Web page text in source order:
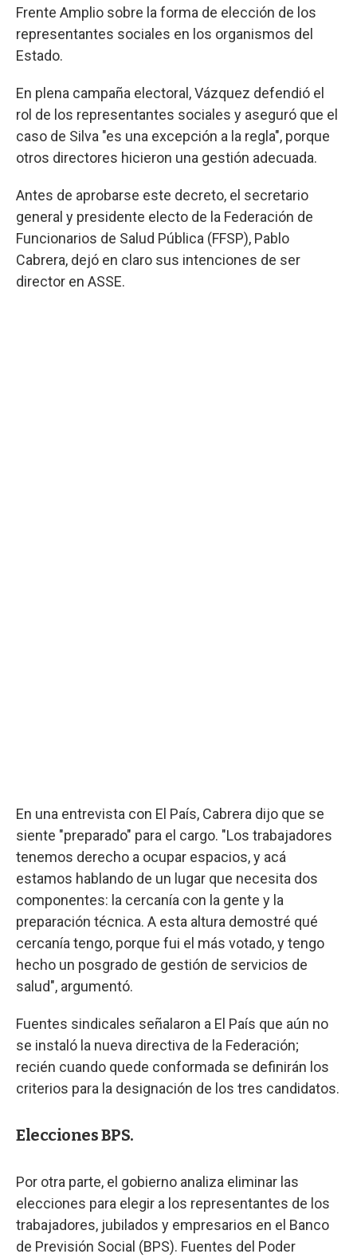
Frente Amplio sobre la forma de elección de los
representantes sociales en los organismos del
Estado.
En plena campaña electoral, Vázquez defendió el
rol de los representantes sociales y aseguró que el
caso de Silva "es una excepción a la regla", porque
otros directores hicieron una gestión adecuada.
Antes de aprobarse este decreto, el secretario
general y presidente electo de la Federación de
Funcionarios de Salud Pública (FFSP), Pablo
Cabrera, dejó en claro sus intenciones de ser
director en ASSE.
En una entrevista con El País, Cabrera dijo que se
siente "preparado" para el cargo. "Los trabajadores
tenemos derecho a ocupar espacios, y acá
estamos hablando de un lugar que necesita dos
componentes: la cercanía con la gente y la
preparación técnica. A esta altura demostré qué
cercanía tengo, porque fui el más votado, y tengo
hecho un posgrado de gestión de servicios de
salud", argumentó.
Fuentes sindicales señalaron a El País que aún no
se instaló la nueva directiva de la Federación;
recién cuando quede conformada se definirán los
criterios para la designación de los tres candidatos.
Elecciones BPS.
Por otra parte, el gobierno analiza eliminar las
elecciones para elegir a los representantes de los
trabajadores, jubilados y empresarios en el Banco
de Previsión Social (BPS). Fuentes del Poder